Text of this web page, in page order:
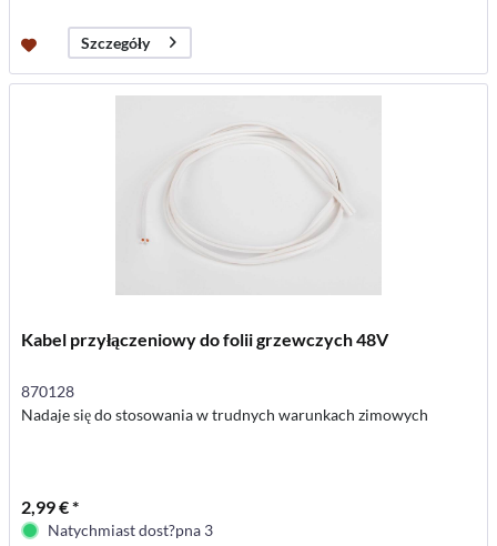
Szczegóły
Kabel przyłączeniowy do folii grzewczych 48V
870128
Nadaje się do stosowania w trudnych warunkach zimowych
2,99 € *
Natychmiast dost?pna 3